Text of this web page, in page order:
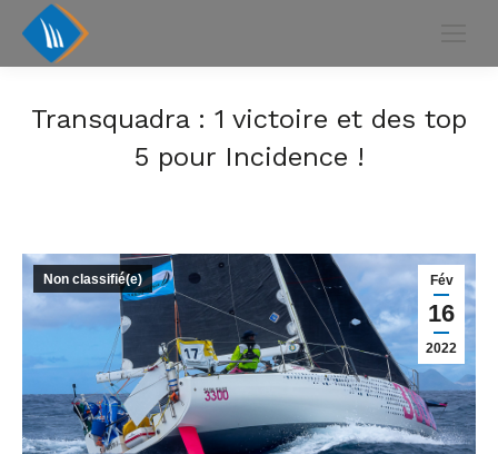
Transquadra : 1 victoire et des top
5 pour Incidence !
Fév
16
2022
Non classifié(e)